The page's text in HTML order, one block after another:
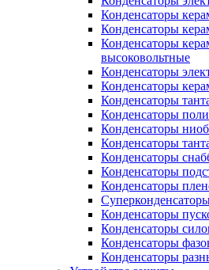
Конденсаторы
Конденсаторы
Конденсаторы
высоковольтные
Конденсаторы
Конденсаторы
Конденсаторы
Конденсаторы
Конденсаторы
Конденсаторы
Конденсаторы
Конденсаторы
Конденсаторы
Конденсаторы
Конденсаторы
Конденсаторы
Конденсаторы